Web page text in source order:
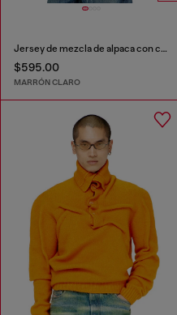
Jersey de mezcla de alpaca con costuras teñidas efecto spray
$595.00
MARRÓN CLARO